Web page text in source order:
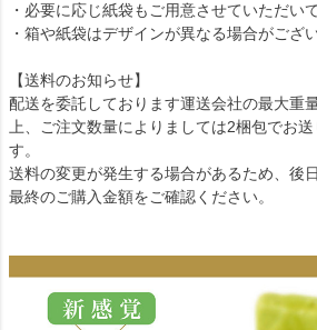
・必要に応じ紙袋もご用意させていただい
・箱や紙袋はデザインが異なる場合がござ
【送料のお知らせ】
配送を委託しております運送会社の最大重
上、ご注文数量によりましては2梱包でお
す。
送料の変更が発生する場合があるため、後
最終のご購入金額をご確認ください。